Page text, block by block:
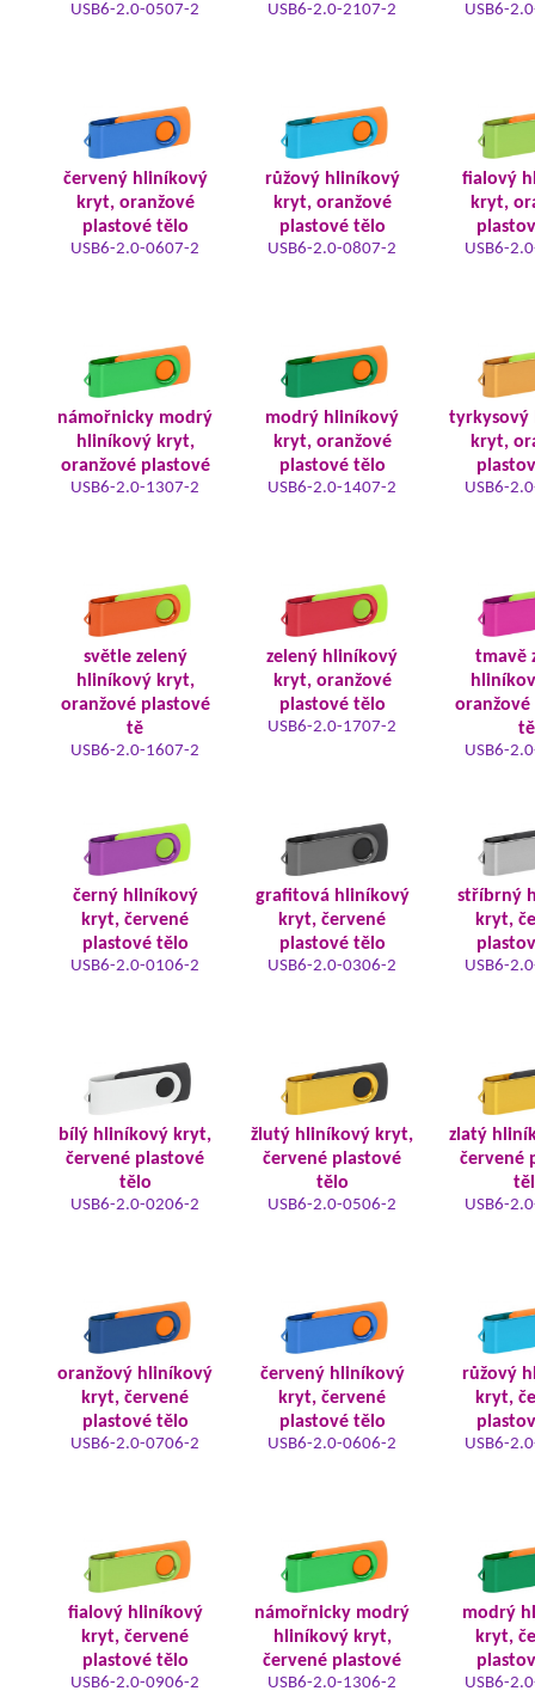
USB6-2.0-0507-2 USB6-2.0-2107-2 USB6-
červený hliníkový
kryt, oranžové
plastové tělo
USB6-2.0-0607-2
růžový hliníkový
kryt, oranžové
plastové tělo
USB6-2.0-0807-2
fialový
kryt,
USB6-
námořnicky modrý
hliníkový kryt,
oranžové plastové
USB6-2.0-1307-2
modrý hliníkový
kryt, oranžové
plastové tělo
USB6-2.0-1407-2
tyrkysový
kryt,
USB6-
světle zelený
hliníkový kryt,
oranžové plastové
tě
USB6-2.0-1607-2
zelený hliníkový
kryt, oranžové
plastové tělo
USB6-2.0-1707-2
tmavě
oranžové
USB6-
černý hliníkový
kryt, červené
plastové tělo
USB6-2.0-0106-2
grafitová hliníkový
kryt, červené
plastové tělo
USB6-2.0-0306-2
stříbrný
kryt,
USB6-
bílý hliníkový kryt,
červené plastové
tělo
USB6-2.0-0206-2
žlutý hliníkový kryt,
červené plastové
tělo
USB6-2.0-0506-2
zlatý
červené
USB6-
oranžový hliníkový
kryt, červené
plastové tělo
USB6-2.0-0706-2
červený hliníkový
kryt, červené
plastové tělo
USB6-2.0-0606-2
růžový
kryt,
USB6-
fialový hliníkový
kryt, červené
plastové tělo
USB6-2.0-0906-2
námořnicky modrý
hliníkový kryt,
červené plastové
USB6-2.0-1306-2
modrý
kryt,
USB6-